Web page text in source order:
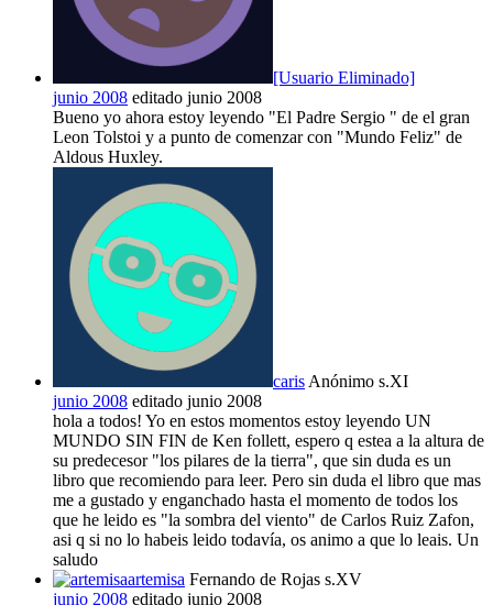
[Usuario Eliminado]
junio 2008 editado junio 2008
Bueno yo ahora estoy leyendo "El Padre Sergio " de el gran
Leon Tolstoi y a punto de comenzar con "Mundo Feliz" de
Aldous Huxley.
caris Anónimo s.XI
junio 2008 editado junio 2008
hola a todos! Yo en estos momentos estoy leyendo UN
MUNDO SIN FIN de Ken follett, espero q estea a la altura de
su predecesor "los pilares de la tierra", que sin duda es un
libro que recomiendo para leer. Pero sin duda el libro que mas
me a gustado y enganchado hasta el momento de todos los
que he leido es "la sombra del viento" de Carlos Ruiz Zafon,
asi q si no lo habeis leido todavía, os animo a que lo leais. Un
saludo
artemisa Fernando de Rojas s.XV
junio 2008 editado junio 2008